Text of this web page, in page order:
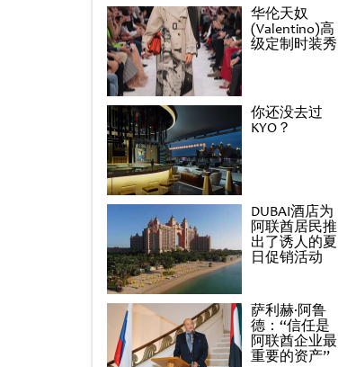
华伦天奴
(Valentino)高
级定制时装秀
你还没去过
KYO？
DUBAI酒店为
阿联酋居民推
出了诱人的夏
日促销活动
萨利赫·阿鲁
德：“信任是
阿联酋企业最
重要的资产”